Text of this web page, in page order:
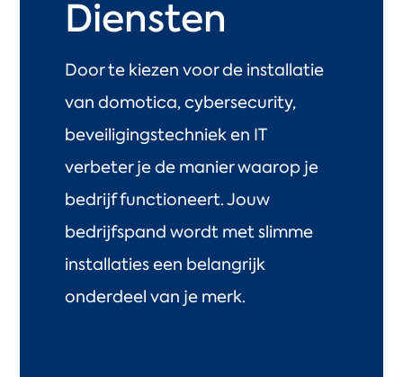
Diensten
Door te kiezen voor de installatie
van domotica, cybersecurity,
beveiligingstechniek en IT
verbeter je de manier waarop je
bedrijf functioneert. Jouw
bedrijfspand wordt met slimme
installaties een belangrijk
onderdeel van je merk.